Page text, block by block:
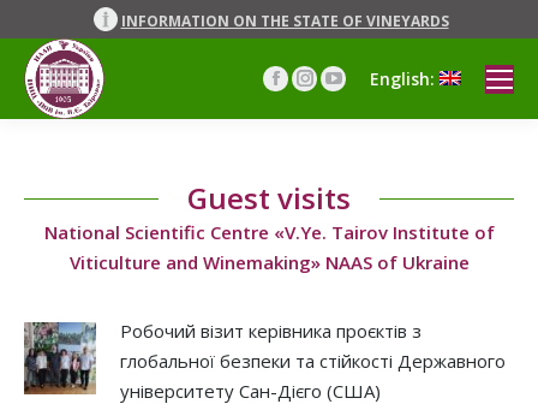
INFORMATION ON THE STATE OF VINEYARDS
Facebook
page
new
window
Instagram
page
new
window
YouTube
page
new
window
English:
Guest visits
National Scientific Centre «V.Ye. Tairov Institute of
Viticulture and Winemaking» NAAS of Ukraine
Робочий візит керівника проєктів з
глобальної безпеки та стійкості Державного
університету Сан-Дієго (США)